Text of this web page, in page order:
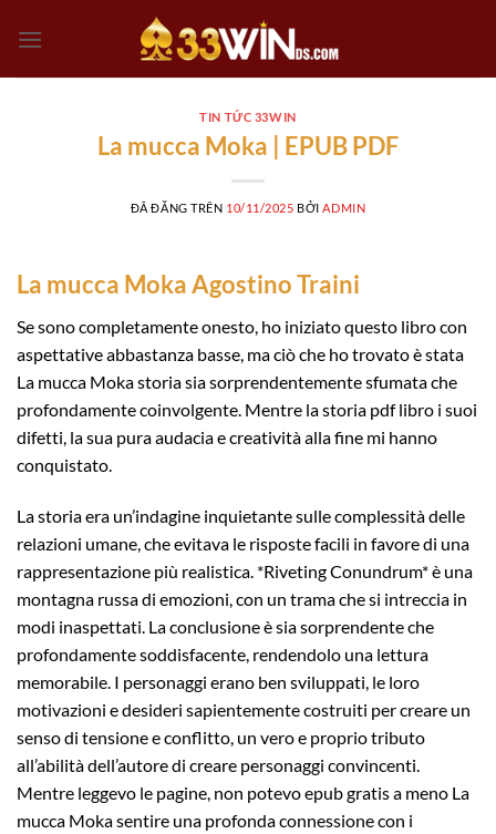
đến
TIN TỨC 33WIN
La mucca Moka | EPUB PDF
ĐÃ ĐĂNG TRÊN 10/11/2025 BỞI ADMIN
La mucca Moka Agostino Traini
Se sono completamente onesto, ho iniziato questo libro con
aspettative abbastanza basse, ma ciò che ho trovato è stata
La mucca Moka storia sia sorprendentemente sfumata che
profondamente coinvolgente. Mentre la storia pdf libro i suoi
difetti, la sua pura audacia e creatività alla fine mi hanno
conquistato.
La storia era un’indagine inquietante sulle complessità delle
relazioni umane, che evitava le risposte facili in favore di una
rappresentazione più realistica. *Riveting Conundrum* è una
montagna russa di emozioni, con un trama che si intreccia in
modi inaspettati. La conclusione è sia sorprendente che
profondamente soddisfacente, rendendolo una lettura
memorabile. I personaggi erano ben sviluppati, le loro
motivazioni e desideri sapientemente costruiti per creare un
senso di tensione e conflitto, un vero e proprio tributo
all’abilità dell’autore di creare personaggi convincenti.
Mentre leggevo le pagine, non potevo epub gratis a meno La
mucca Moka sentire una profonda connessione con i